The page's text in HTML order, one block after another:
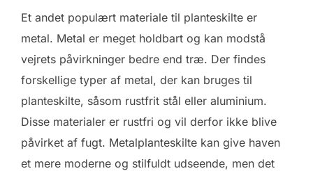
Et andet populært materiale til planteskilte er
metal. Metal er meget holdbart og kan modstå
vejrets påvirkninger bedre end træ. Der findes
forskellige typer af metal, der kan bruges til
planteskilte, såsom rustfrit stål eller aluminium.
Disse materialer er rustfri og vil derfor ikke blive
påvirket af fugt. Metalplanteskilte kan give haven
et mere moderne og stilfuldt udseende, men det